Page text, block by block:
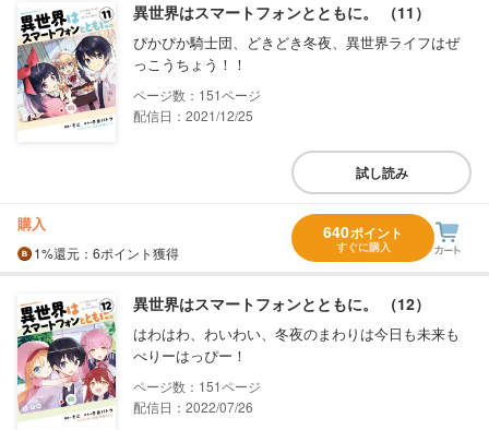
異世界はスマートフォンとともに。 （11）
ぴかぴか騎士団、どきどき冬夜、異世界ライフはぜ
っこうちょう！！
151
配信日：2021/12/25
試し読み
購入
1%還元 ：6ポイント獲得
640ポイント
すぐに購入
異世界はスマートフォンとともに。 （12）
はわはわ、わいわい、冬夜のまわりは今日も未来も
べりーはっぴー！
151
配信日：2022/07/26